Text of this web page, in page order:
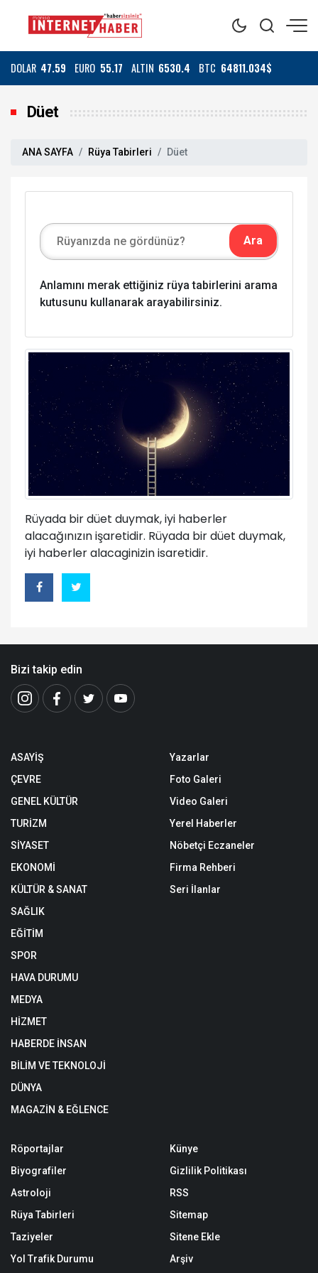
DOLAR 47.59 EURO 55.17 ALTIN 6530.4 BTC 64811.034$
Düet
ANA SAYFA Rüya Tabirleri Düet
Anlamını merak ettiğiniz rüya tabirlerini arama
kutusunu kullanarak arayabilirsiniz.
Rüyada bir düet duymak, iyi haberler
alacağınızın işaretidir. Rüyada bir düet duymak,
iyi haberler alacaginizin isaretidir.
Bizi takip edin
ASAYİŞ
ÇEVRE
GENEL KÜLTÜR
TURİZM
SİYASET
EKONOMİ
KÜLTÜR & SANAT
SAĞLIK
EĞİTİM
SPOR
HAVA DURUMU
MEDYA
HİZMET
HABERDE İNSAN
BİLİM VE TEKNOLOJİ
DÜNYA
MAGAZİN & EĞLENCE
Yazarlar
Foto Galeri
Video Galeri
Yerel Haberler
Nöbetçi Eczaneler
Firma Rehberi
Seri İlanlar
Röportajlar
Biyografiler
Astroloji
Rüya Tabirleri
Taziyeler
Yol Trafik Durumu
Künye
Gizlilik Politikası
RSS
Sitemap
Sitene Ekle
Arşiv